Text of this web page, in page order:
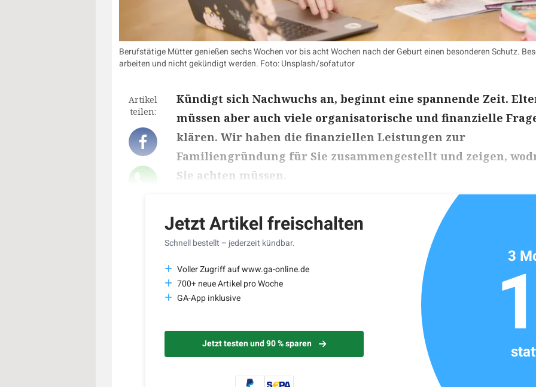
Berufstätige Mütter genießen sechs Wochen vor bis acht Wochen nach der Geburt einen besonderen Schutz.
arbeiten und nicht gekündigt werden. Foto: Unsplash/sofatutor
Artikel
teilen:
Kündigt sich Nachwuchs an, beginnt eine spannende Zeit.
müssen aber auch viele organisatorische und finanzielle
klären. Wir haben die finanziellen Leistungen zur
Familiengründung für Sie zusammengestellt und zeigen,
Sie achten müssen.
Jetzt Artikel freischalten
Schnell bestellt – jederzeit kündbar.
Voller Zugriff auf www.ga-online.de
700+ neue Artikel pro Woche
GA-App inklusive
Jetzt testen und 90 % sparen
3